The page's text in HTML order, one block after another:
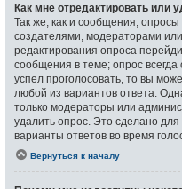
Как мне отредактировать или
Так же, как и сообщения, опросы
создателями, модераторами
редактирования опроса
сообщения в теме; опрос
успел проголосовать, то вы
любой из вариантов ответа.
только модераторы или
удалить опрос. Это сделано
варианты ответов во время
Вернуться к началу